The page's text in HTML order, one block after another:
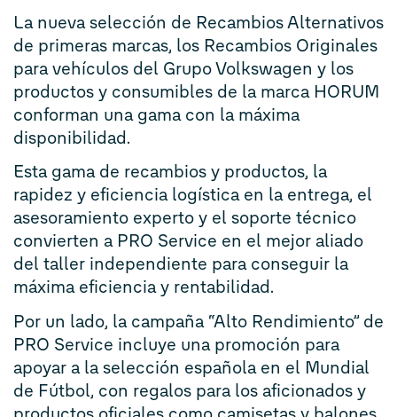
La nueva selección de Recambios Alternativos
de primeras marcas, los Recambios Originales
para vehículos del Grupo Volkswagen y los
productos y consumibles de la marca HORUM
conforman una gama con la máxima
disponibilidad.
Esta gama de recambios y productos, la
rapidez y eficiencia logística en la entrega, el
asesoramiento experto y el soporte técnico
convierten a PRO Service en el mejor aliado
del taller independiente para conseguir la
máxima eficiencia y rentabilidad.
Por un lado, la campaña “Alto Rendimiento” de
PRO Service incluye una promoción para
apoyar a la selección española en el Mundial
de Fútbol, con regalos para los aficionados y